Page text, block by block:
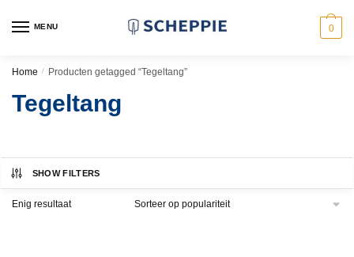
MENU 0
Home / Producten getagged “Tegeltang”
Tegeltang
SHOW FILTERS
Enig resultaat